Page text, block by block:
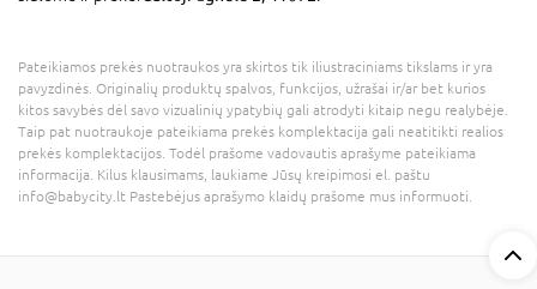
Pateikiamos prekės nuotraukos yra skirtos tik iliustraciniams tikslams ir yra
pavyzdinės. Originalių produktų spalvos, funkcijos, užrašai ir/ar bet kurios
kitos savybės dėl savo vizualinių ypatybių gali atrodyti kitaip negu realybėje.
Taip pat nuotraukoje pateikiama prekės komplektacija gali neatitikti realios
prekės komplektacijos. Todėl prašome vadovautis aprašyme pateikiama
informacija. Kilus klausimams, laukiame Jūsų kreipimosi el. paštu
info@babycity.lt Pastebėjus aprašymo klaidų prašome mus informuoti.